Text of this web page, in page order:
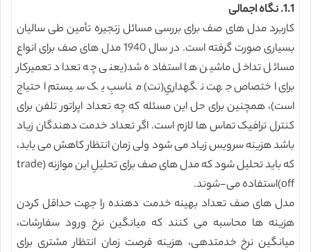
1.1. نگاه اجمالی
کاربرد مدل های صف برای بررسی مسائل زنجیره تأمین طی سالیان
بسیاری صورت گرفته است. در سال 1940 مدل های صف برای انواع
مسائل تداخل ماشین ها استفاده شد(یعنی چه تعداد تعمیرکار
برای اختصاص جهت نگهداریِ(نت) مناسبِ یک سیستم احتیاج
است)، همچنین برای حل این مسئله که چه تعداد اپراتور تلفن برای
کنترل ترافیک تماس ها لازم است. اگر تعداد خدمت دهندگان زیاد
باشد هزینه سرویس زیاد می شود ولی زمان انتظار کاهش می یابد،
که باید تحلیل شود که مدل های صف برای تحلیلِ این موازنه (trade
off)استفاده می-شوند.
مدل های صف تعداد بهینه خدمت دهنده را جهت حداقل کردن
هزینه ها محاسبه می کنند که میانگین نرخ ورود سفارشات،
میانگین نرخ خدمتدهی، هزینه فرصت زمان انتظار مشتری برای